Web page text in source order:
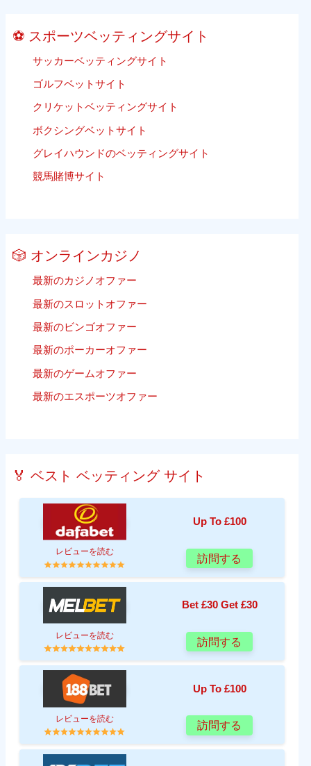
ル
ベ
テ
ィ
グ
⚽ スポーツベッティングサイト
サッカーベッティングサイト
ゴルフベットサイト
クリケットベッティングサイト
ボクシングベットサイト
グレイハウンドのベッティングサイト
競馬賭博サイト
🎲 オンラインカジノ
最新のカジノオファー
最新のスロットオファー
最新のビンゴオファー
最新のポーカーオファー
最新のゲームオファー
最新のエスポーツオファー
🏅 ベスト ベッティング サイト
Up To £100
レビューを読む
訪問する
Bet £30 Get £30
レビューを読む
訪問する
Up To £100
レビューを読む
訪問する